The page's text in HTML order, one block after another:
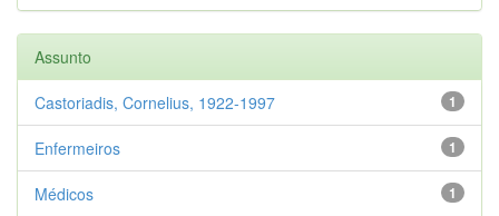
Assunto
1
Castoriadis, Cornelius, 1922-1997
1
Enfermeiros
1
Médicos